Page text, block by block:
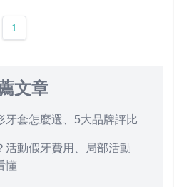
1
文章
牙套怎麼選、5大品牌評比
活動假牙費用、局部活動
懂